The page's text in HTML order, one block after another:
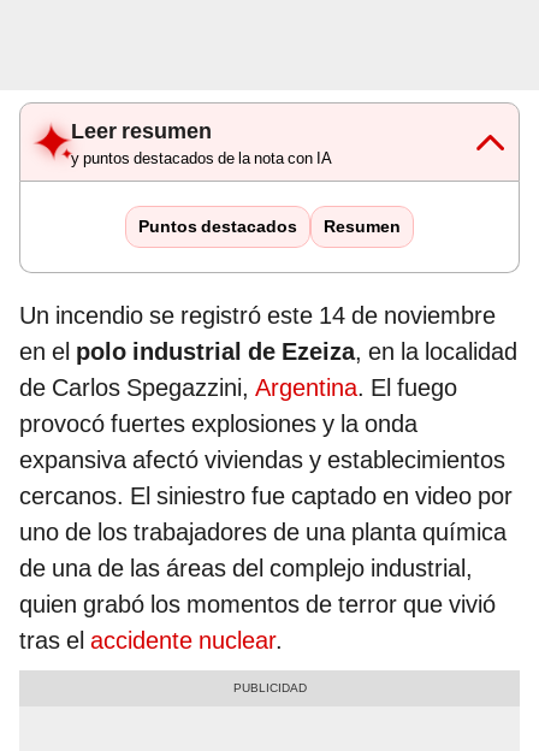
Leer resumen
y puntos destacados de la nota con IA
Puntos destacados Resumen
Un incendio se registró este 14 de noviembre
en el polo industrial de Ezeiza, en la localidad
de Carlos Spegazzini, Argentina. El fuego
provocó fuertes explosiones y la onda
expansiva afectó viviendas y establecimientos
cercanos. El siniestro fue captado en video por
uno de los trabajadores de una planta química
de una de las áreas del complejo industrial,
quien grabó los momentos de terror que vivió
tras el accidente nuclear.